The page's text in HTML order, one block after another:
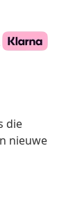
die
nieuwe